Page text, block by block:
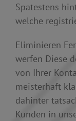
Spatestens
welche
Eliminieren
werfen Diese
von Ihrer
meisterhaft
dahinter
Kunden in